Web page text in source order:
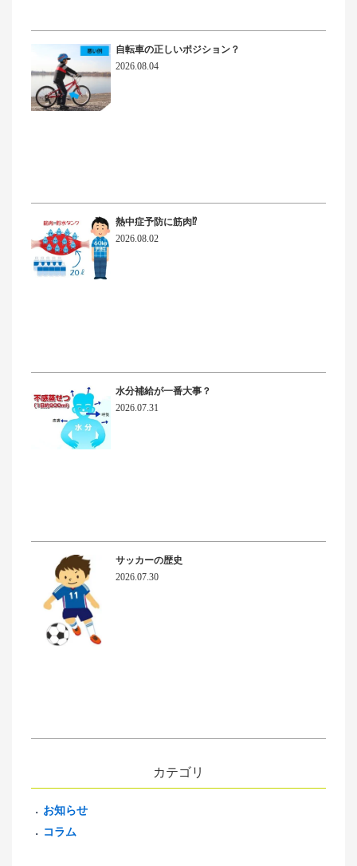
自転車の正しいポジション？
2026.08.04
熱中症予防に筋肉⁉
2026.08.02
水分補給が一番大事？
2026.07.31
サッカーの歴史
2026.07.30
カテゴリ
お知らせ
コラム